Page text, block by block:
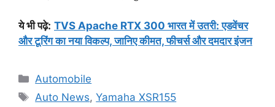
ये भी पढ़े: TVS Apache RTX 300 भारत में उतरी: एडवेंचर
और टूरिंग का नया विकल्प, जानिए कीमत, फीचर्स और दमदार इंजन
Categories
Automobile
Tags
Auto News,Yamaha XSR155